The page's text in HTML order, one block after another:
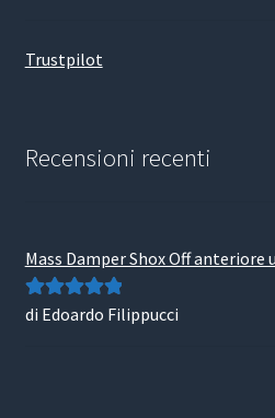
Trustpilot
Recensioni recenti
Mass Damper Shox Off anteriore
Valutato5su
di Edoardo Filippucci